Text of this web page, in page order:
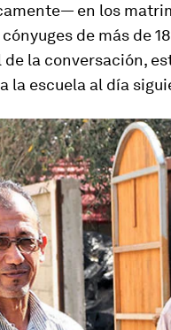
en los
de más de
la conversación,
la escuela al día